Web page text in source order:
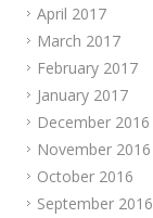
April 2017
March 2017
February 2017
January 2017
December 2016
November 2016
October 2016
September 2016